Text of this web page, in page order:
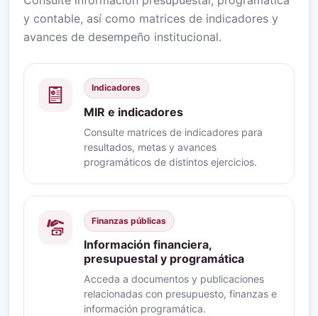
y contable, así como matrices de indicadores y
avances de desempeño institucional.
Indicadores
MIR e indicadores
Consulte matrices de indicadores para
resultados, metas y avances
programáticos de distintos ejercicios.
Finanzas públicas
Información financiera,
presupuestal y programática
Acceda a documentos y publicaciones
relacionadas con presupuesto, finanzas e
información programática.